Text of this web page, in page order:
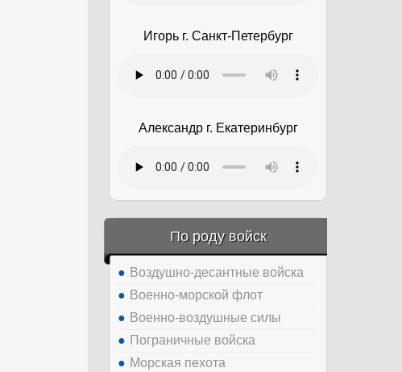
Игорь г. Санкт-Петербург
Александр г. Екатеринбург
По роду войск
Воздушно-десантные войска
Военно-морской флот
Военно-воздушные силы
Пограничные войска
Морская пехота